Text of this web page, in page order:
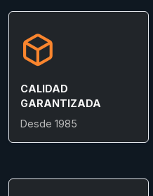
CALIDAD
GARANTIZADA
Desde 1985